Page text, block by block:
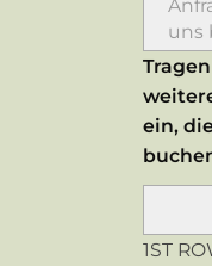
ein,
1ST